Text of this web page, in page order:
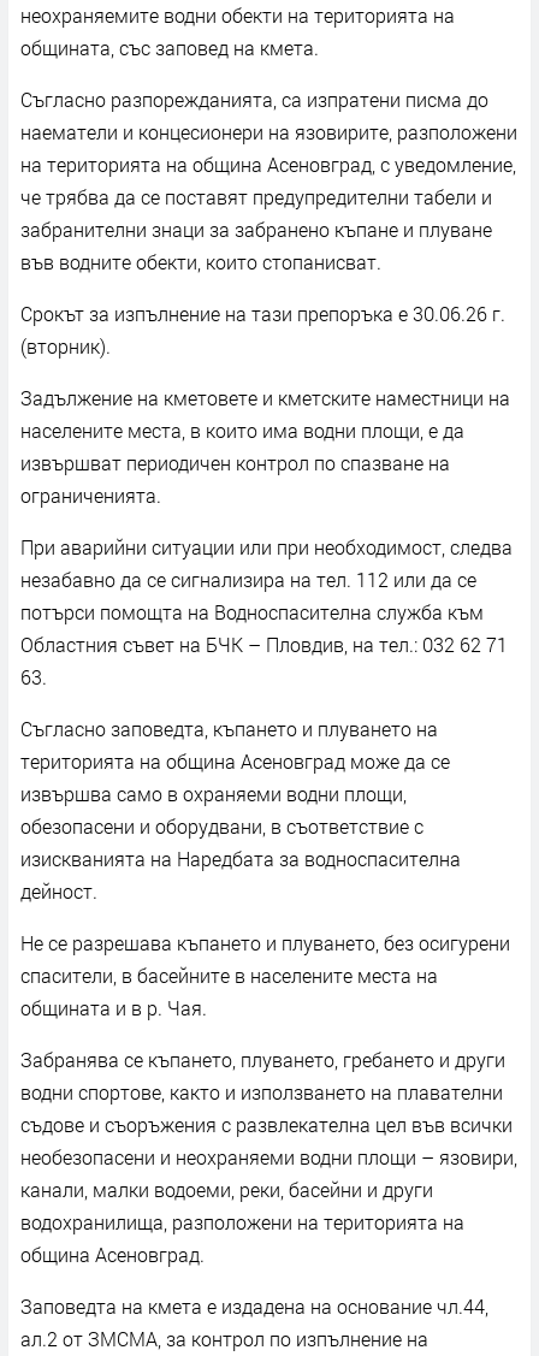
неохраняемите водни обекти на територията на
общината, със заповед на кмета.
Съгласно разпорежданията, са изпратени писма до
наематели и концесионери на язовирите, разположени
на територията на община Асеновград, с уведомление,
че трябва да се поставят предупредителни табели и
забранителни знаци за забранено къпане и плуване
във водните обекти, които стопанисват.
Срокът за изпълнение на тази препоръка е 30.06.26 г.
(вторник).
Задължение на кметовете и кметските наместници на
населените места, в които има водни площи, е да
извършват периодичен контрол по спазване на
ограниченията.
При аварийни ситуации или при необходимост, следва
незабавно да се сигнализира на тел. 112 или да се
потърси помощта на Водноспасителна служба към
Областния съвет на БЧК – Пловдив, на тел.: 032 62 71
63.
Съгласно заповедта, къпането и плуването на
територията на община Асеновград може да се
извършва само в охраняеми водни площи,
обезопасени и оборудвани, в съответствие с
изискванията на Наредбата за водноспасителна
дейност.
Не се разрешава къпането и плуването, без осигурени
спасители, в басейните в населените места на
общината и в р. Чая.
Забранява се къпането, плуването, гребането и други
водни спортове, както и използването на плавателни
съдове и съоръжения с развлекателна цел във всички
необезопасени и неохраняеми водни площи – язовири,
канали, малки водоеми, реки, басейни и други
водохранилища, разположени на територията на
община Асеновград.
Заповедта на кмета е издадена на основание чл.44,
ал.2 от ЗМСМА, за контрол по изпълнение на